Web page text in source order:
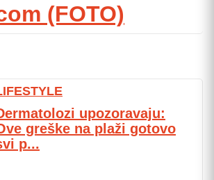
(FOTO)
upozoravaju:
greške na plaži gotovo
p...